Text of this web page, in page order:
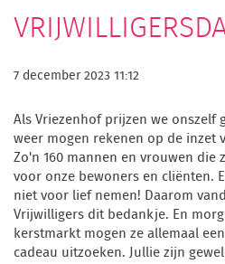
7 december 2023 11:12
Als Vriezenhof prijzen we onszelf
weer mogen rekenen op de inzet
Zo'n 160 mannen en vrouwen die
voor onze bewoners en cliënten.
niet voor lief nemen! Daarom
Vrijwilligers dit bedankje. En
kerstmarkt mogen ze allemaal
cadeau uitzoeken. Jullie zijn